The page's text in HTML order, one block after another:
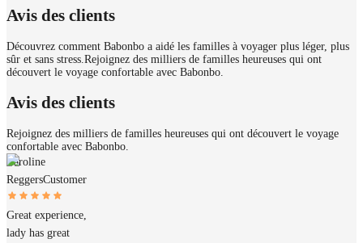
Avis des clients
Découvrez comment Babonbo a aidé les familles à voyager plus léger, plus
sûr et sans stress. Rejoignez des milliers de familles heureuses qui ont
découvert le voyage confortable avec Babonbo.
Avis des clients
Rejoignez des milliers de familles heureuses qui ont découvert le voyage
confortable avec Babonbo.
Caroline
ReggersCustomer
Great experience,
lady has great